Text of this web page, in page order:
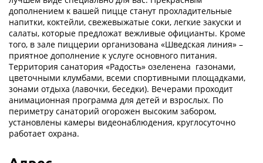
дополнением к вашей пицце станут прохладительные
напитки, коктейли, свежевыжатые соки, легкие закуски и
салаты, которые предложат вежливые официанты. Кроме
того, в зале пиццерии организована «Шведская линия» –
приятное дополнение к услуге основного питания.
Территория санатория «Радость» озеленена газонами,
цветочными клумбами, всеми спортивными площадками,
зонами отдыха (лавочки, беседки). Вечерами проходит
анимационная программа для детей и взрослых. По
периметру санаторий огорожен высоким забором,
установлены камеры видеонаблюдения, круглосуточно
работает охрана.